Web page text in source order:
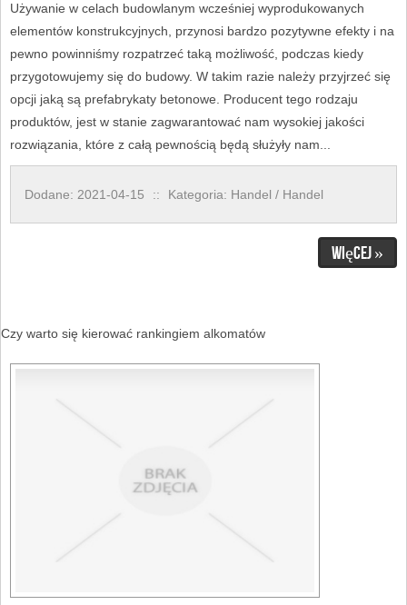
Używanie w celach budowlanym wcześniej wyprodukowanych
elementów konstrukcyjnych, przynosi bardzo pozytywne efekty i na
pewno powinniśmy rozpatrzeć taką możliwość, podczas kiedy
przygotowujemy się do budowy. W takim razie należy przyjrzeć się
opcji jaką są prefabrykaty betonowe. Producent tego rodzaju
produktów, jest w stanie zagwarantować nam wysokiej jakości
rozwiązania, które z całą pewnością będą służyły nam...
Dodane: 2021-04-15 :: Kategoria: Handel / Handel
Więcej »
Czy warto się kierować rankingiem alkomatów